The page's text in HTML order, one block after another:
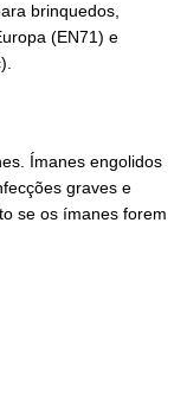
brinquedos,
(EN71) e
Ímanes engolidos
graves e
se os ímanes forem